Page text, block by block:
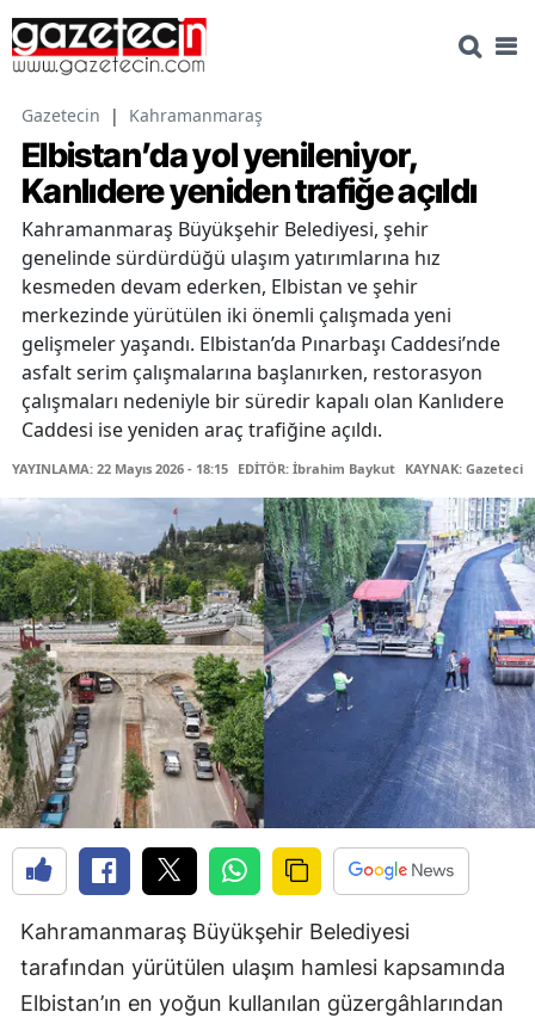
Gazetecin | Kahramanmaraş
Elbistan’da yol yenileniyor,
Kanlıdere yeniden trafiğe açıldı
Kahramanmaraş Büyükşehir Belediyesi, şehir
genelinde sürdürdüğü ulaşım yatırımlarına hız
kesmeden devam ederken, Elbistan ve şehir
merkezinde yürütülen iki önemli çalışmada yeni
gelişmeler yaşandı. Elbistan’da Pınarbaşı Caddesi’nde
asfalt serim çalışmalarına başlanırken, restorasyon
çalışmaları nedeniyle bir süredir kapalı olan Kanlıdere
Caddesi ise yeniden araç trafiğine açıldı.
YAYINLAMA: 22 Mayıs 2026 - 18:15 EDİTÖR: İbrahim Baykut KAYNAK: Gazetecin
Kahramanmaraş Büyükşehir Belediyesi
tarafından yürütülen ulaşım hamlesi kapsamında
Elbistan’ın en yoğun kullanılan güzergâhlarından